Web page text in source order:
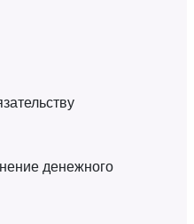
денежного